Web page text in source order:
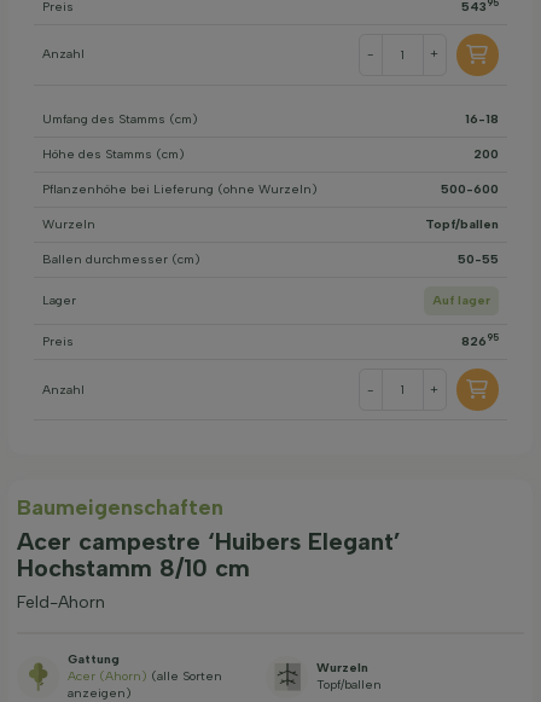
Preis 543 95
Anzahl - +
Umfang des Stamms (cm) 16-18
Höhe des Stamms (cm) 200
Pflanzenhöhe bei Lieferung (ohne Wurzeln) 500-600
Wurzeln Topf/ballen
Ballen durchmesser (cm) 50-55
Lager Auf lager
Preis 826 95
Anzahl - +
Baum­eigen­schaften
Acer campestre ‘Huibers Elegant’
Hochstamm 8/10 cm
Feld-Ahorn
Gattung
Acer (Ahorn) (alle Sorten
anzeigen)
Wurzeln
Topf/ballen